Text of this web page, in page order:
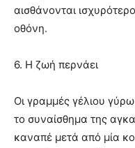
αισθάνονται
οθόνη.
6. Η ζωή περνάει
Οι γραμμές γέλιου
το συναίσθημα της
καναπέ μετά από μία